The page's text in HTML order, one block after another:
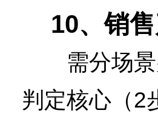
10、销售
需分场景
判定核心（2